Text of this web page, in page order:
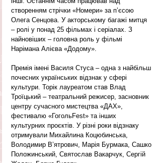
створенням стрічки «Номери» за п’єсою
Олега Сенцова. У акторському багажі митця
– ролі у понад 25 фільмах і серіалах. З
найновіших – головна роль у фільмі
Нарімана Алієва «Додому».
Премія імені Василя Стуса – одна з найбільш
почесних українських відзнак у сфері
культури. Торік лауреатом став Влад
Троїцький – театральний режисер, засновник
центру сучасного мистецтва «ДАХ»,
фестивалю «ГогольFest» та інших
культурних проєктів. У різні роки відзнаку
отримували Михайлина Коцюбинська,
Володимир В’ятрович, Марія Бурмака, Сашко
Положинський, Святослав Вакарчук, Сергій